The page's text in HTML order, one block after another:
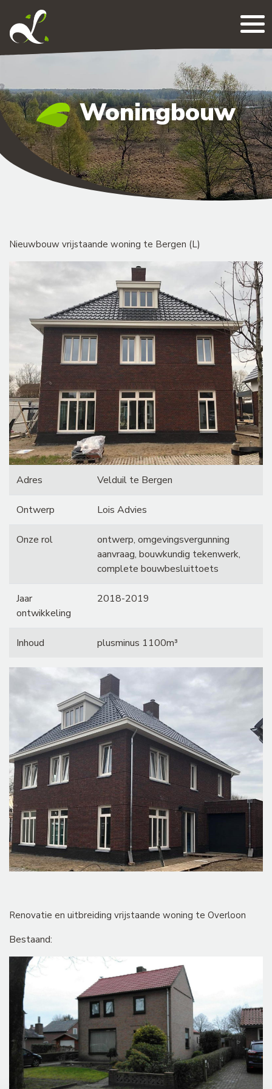
Woningbouw
Nieuwbouw vrijstaande woning te Bergen (L)
Adres Velduil te Bergen
Ontwerp Lois Advies
Onze rol
ontwerp, omgevingsvergunning
aanvraag, bouwkundig tekenwerk,
complete bouwbesluittoets
Jaar
ontwikkeling
2018-2019
Inhoud plusminus 1100m³
Renovatie en uitbreiding vrijstaande woning te Overloon
Bestaand: